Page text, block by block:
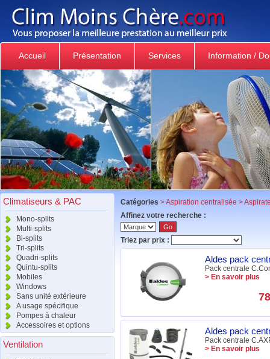
Accueil Présentation Services Information /
Climatiseurs & PAC
Mono-splits
Multi-splits
Bi-splits
Tri-splits
Quadri-splits
Quintu-splits
Mobiles
Windows
Sans unité extérieure
A usage spécifique
Pompes à chaleur
Accessoires et options
Ventilation
Catégories >Aspiration centralisée >
Affinez votre recherche :
Triez par prix :
Aldes pack
Pack centrale
> En savoir plus
Aldes pack
Pack centrale
> En savoir plus